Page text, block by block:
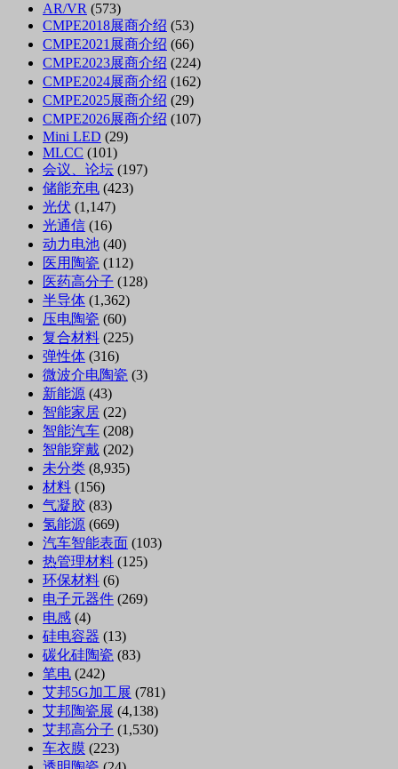
AR/VR (573)
CMPE2018展商介绍 (53)
CMPE2021展商介绍 (66)
CMPE2023展商介绍 (224)
CMPE2024展商介绍 (162)
CMPE2025展商介绍 (29)
CMPE2026展商介绍 (107)
Mini LED (29)
MLCC (101)
会议、论坛 (197)
储能充电 (423)
光伏 (1,147)
光通信 (16)
动力电池 (40)
医用陶瓷 (112)
医药高分子 (128)
半导体 (1,362)
压电陶瓷 (60)
复合材料 (225)
弹性体 (316)
微波介电陶瓷 (3)
新能源 (43)
智能家居 (22)
智能汽车 (208)
智能穿戴 (202)
未分类 (8,935)
材料 (156)
气凝胶 (83)
氢能源 (669)
汽车智能表面 (103)
热管理材料 (125)
环保材料 (6)
电子元器件 (269)
电感 (4)
硅电容器 (13)
碳化硅陶瓷 (83)
笔电 (242)
艾邦5G加工展 (781)
艾邦陶瓷展 (4,138)
艾邦高分子 (1,530)
车衣膜 (223)